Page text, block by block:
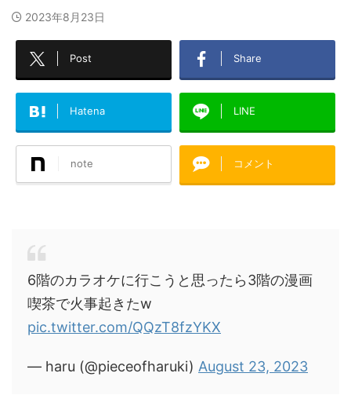
2023年8月23日
Post Share
Hatena LINE
note コメント
6階のカラオケに行こうと思ったら3階の漫画
喫茶で火事起きたw
pic.twitter.com/QQzT8fzYKX
— haru (@pieceofharuki) August 23, 2023